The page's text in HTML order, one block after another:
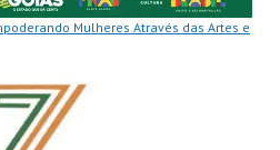
Mulheres Através das Artes e